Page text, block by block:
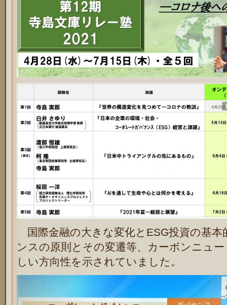
国際金融の大きな変化とESG投資の基本
ンスの原則とその変遷等、カーボンニュ
しい方向性を示されていました。